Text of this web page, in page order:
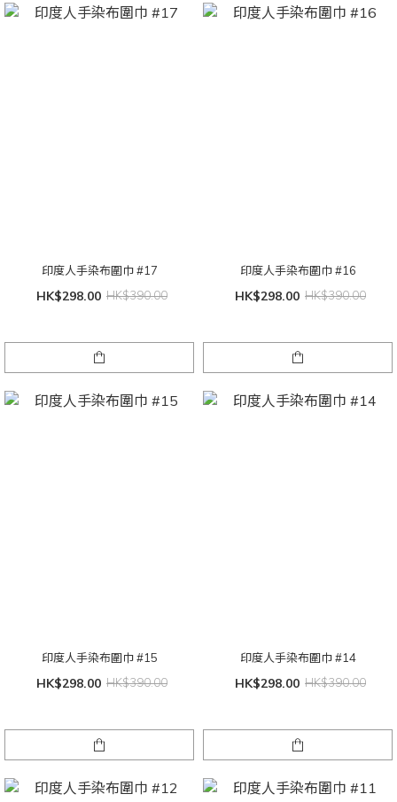
印度人手染布圍巾 #17
HK$298.00 HK$390.00
印度人手染布圍巾 #16
HK$298.00 HK$390.00
印度人手染布圍巾 #15
HK$298.00 HK$390.00
印度人手染布圍巾 #14
HK$298.00 HK$390.00